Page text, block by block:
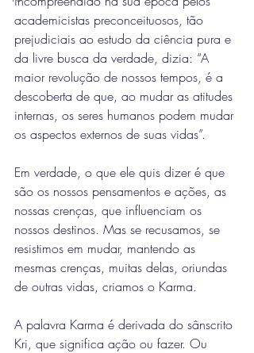
academicistas preconceituosos, tão
prejudiciais ao estudo da ciência pura e
da livre busca da verdade, dizia: “A
maior revolução de nossos tempos, é a
descoberta de que, ao mudar as atitudes
internas, os seres humanos podem mudar
os aspectos externos de suas vidas”.
Em verdade, o que ele quis dizer é que
são os nossos pensamentos e ações, as
nossas crenças, que influenciam os
nossos destinos. Mas se recusamos, se
resistimos em mudar, mantendo as
mesmas crenças, muitas delas, oriundas
de outras vidas, criamos o Karma.
A palavra Karma é derivada do sânscrito
Kri, que significa ação ou fazer. Ou